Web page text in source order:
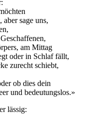
sage uns,
am Mittag
oder in Schlaf fällt,
zurecht schiebt,
ob dies dein
und bedeutungslos.»
lässig: